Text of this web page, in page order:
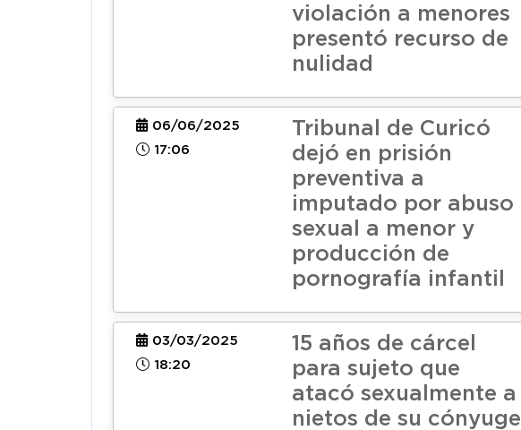
violación a menores
presentó recurso de
nulidad
06/06/2025
17:06
Tribunal de Curicó
dejó en prisión
preventiva a
imputado por abuso
sexual a menor y
producción de
pornografía infantil
03/03/2025
18:20
15 años de cárcel
para sujeto que
atacó sexualmente a
nietos de su cónyuge